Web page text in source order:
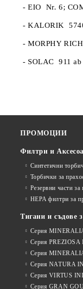
- EIO Nr. 6;
- KALORIK
- MORPHY
- SOLAC 911
ПРОМОЦИИ
Филтри и
Синтетични
Торбички за
Резервни части
HEPA филтри за
Тигани и съдове
Серия
Серия
Серия
Серия NATURA
Серия VIRTUS
Серия GRAN